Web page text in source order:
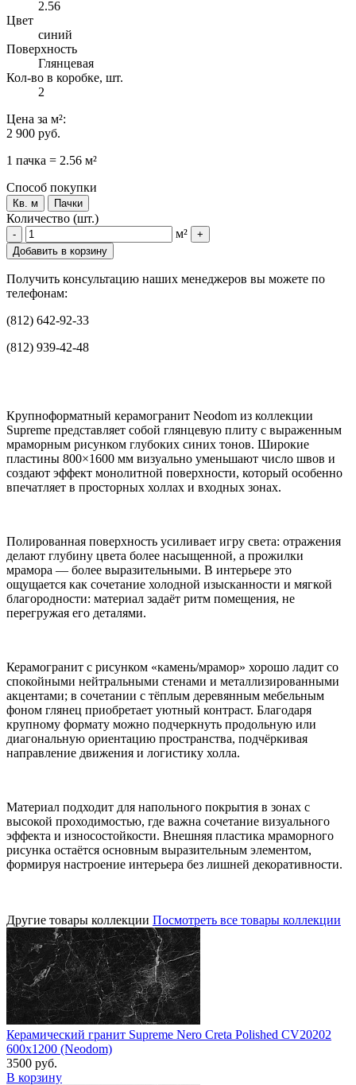
2.56
Цвет
синий
Поверхность
Глянцевая
Кол-во в коробке, шт.
2
Цена за м²:
2 900 руб.
1 пачка = 2.56 м²
Способ покупки
Кв. м Пачки
Количество (шт.)
- м²
+
Добавить в корзину
Получить консультацию наших менеджеров вы можете по
телефонам:
(812) 642-92-33
(812) 939-42-48
Крупноформатный керамогранит Neodom из коллекции
Supreme представляет собой глянцевую плиту с выраженным
мраморным рисунком глубоких синих тонов. Широкие
пластины 800×1600 мм визуально уменьшают число швов и
создают эффект монолитной поверхности, который особенно
впечатляет в просторных холлах и входных зонах.
Полированная поверхность усиливает игру света: отражения
делают глубину цвета более насыщенной, а прожилки
мрамора — более выразительными. В интерьере это
ощущается как сочетание холодной изысканности и мягкой
благородности: материал задаёт ритм помещения, не
перегружая его деталями.
Керамогранит с рисунком «камень/мрамор» хорошо ладит со
спокойными нейтральными стенами и металлизированными
акцентами; в сочетании с тёплым деревянным мебельным
фоном глянец приобретает уютный контраст. Благодаря
крупному формату можно подчеркнуть продольную или
диагональную ориентацию пространства, подчёркивая
направление движения и логистику холла.
Материал подходит для напольного покрытия в зонах с
высокой проходимостью, где важна сочетание визуального
эффекта и износостойкости. Внешняя пластика мраморного
рисунка остаётся основным выразительным элементом,
формируя настроение интерьера без лишней декоративности.
Другие товары коллекции Посмотреть все товары коллекции
Керамический гранит Supreme Nero Creta Polished CV20202
600x1200 (Neodom)
3500 руб.
В корзину